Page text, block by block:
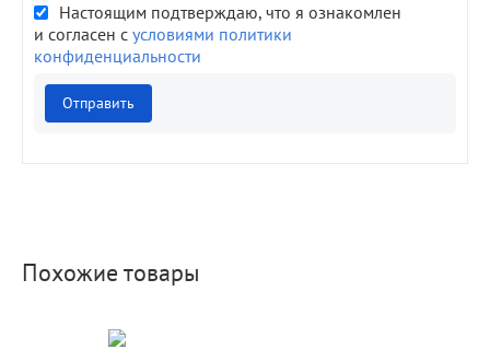
Настоящим подтверждаю, что я ознакомлен
и согласен с условиями политики
конфиденциальности
Отправить
Похожие товары